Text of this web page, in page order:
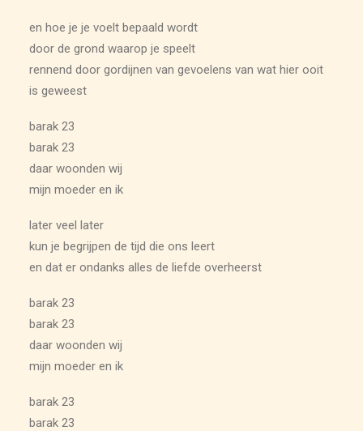
en hoe je je voelt bepaald wordt
door de grond waarop je speelt
rennend door gordijnen van gevoelens van wat hier ooit
is geweest
barak 23
barak 23
daar woonden wij
mijn moeder en ik
later veel later
kun je begrijpen de tijd die ons leert
en dat er ondanks alles de liefde overheerst
barak 23
barak 23
daar woonden wij
mijn moeder en ik
barak 23
barak 23